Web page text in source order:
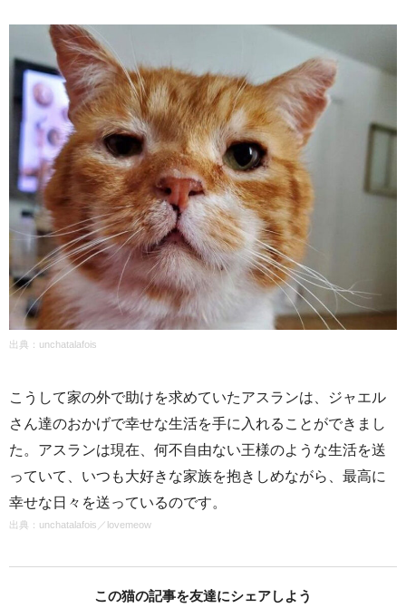
出典：unchatalafois
こうして家の外で助けを求めていたアスランは、ジャエル
さん達のおかげで幸せな生活を手に入れることができまし
た。アスランは現在、何不自由ない王様のような生活を送
っていて、いつも大好きな家族を抱きしめながら、最高に
幸せな日々を送っているのです。
出典： unchatalafois ／ lovemeow
この猫の記事を友達にシェアしよう